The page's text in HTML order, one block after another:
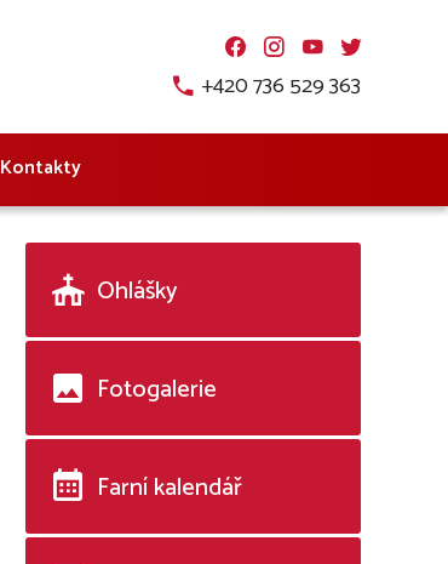
+420 736 529 363
Kontakty
Ohlášky
Fotogalerie
Farní kalendář